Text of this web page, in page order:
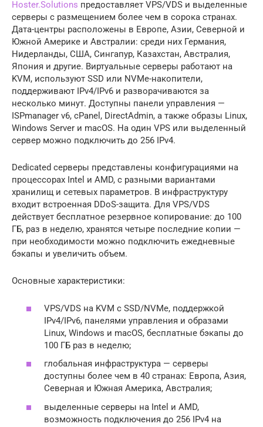
Hoster.Solutions предоставляет VPS/VDS и выделенные
серверы с размещением более чем в сорока странах.
Дата-центры расположены в Европе, Азии, Северной и
Южной Америке и Австралии: среди них Германия,
Нидерланды, США, Сингапур, Казахстан, Австралия,
Япония и другие. Виртуальные серверы работают на
KVM, используют SSD или NVMe-накопители,
поддерживают IPv4/IPv6 и разворачиваются за
несколько минут. Доступны панели управления —
ISPmanager v6, cPanel, DirectAdmin, а также образы Linux,
Windows Server и macOS. На один VPS или выделенный
сервер можно подключить до 256 IPv4.
Dedicated серверы представлены конфигурациями на
процессорах Intel и AMD, с разными вариантами
хранилищ и сетевых параметров. В инфраструктуру
входит встроенная DDoS-защита. Для VPS/VDS
действует бесплатное резервное копирование: до 100
ГБ, раз в неделю, хранятся четыре последние копии —
при необходимости можно подключить ежедневные
бэкапы и увеличить объем.
Основные характеристики:
VPS/VDS на KVM с SSD/NVMe, поддержкой
IPv4/IPv6, панелями управления и образами
Linux, Windows и macOS, бесплатные бэкапы до
100 ГБ раз в неделю;
глобальная инфраструктура — серверы
доступны более чем в 40 странах: Европа, Азия,
Северная и Южная Америка, Австралия;
выделенные серверы на Intel и AMD,
возможность подключения до 256 IPv4 на